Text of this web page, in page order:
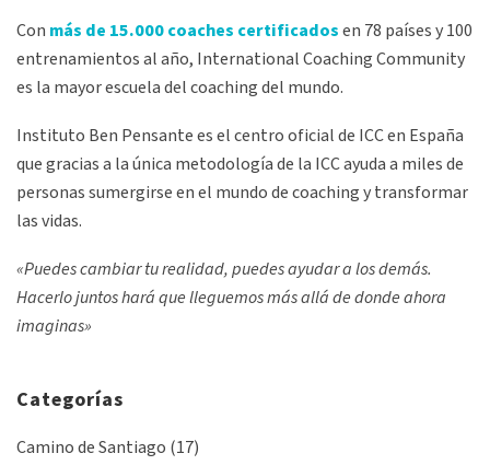
Con más de 15.000 coaches certificadosen 78 países y 100
entrenamientos al año, International Coaching Community
es la mayor escuela del coaching del mundo.
Instituto Ben Pensante es el centro oficial de ICC en España
que gracias a la única metodología de la ICC ayuda a miles de
personas sumergirse en el mundo de coaching y transformar
las vidas.
«Puedes cambiar tu realidad, puedes ayudar a los demás.
Hacerlo juntos hará que lleguemos más allá de donde ahora
imaginas»
Categorías
Camino de Santiago (17)